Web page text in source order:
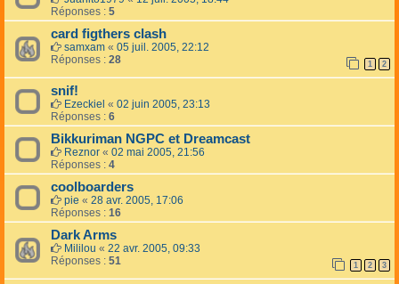
Réponses : 5
card figthers clash
samxam « 05 juil. 2005, 22:12
Réponses : 28 1 2
snif!
Ezeckiel « 02 juin 2005, 23:13
Réponses : 6
Bikkuriman NGPC et Dreamcast
Reznor « 02 mai 2005, 21:56
Réponses : 4
coolboarders
pie « 28 avr. 2005, 17:06
Réponses : 16
Dark Arms
Mililou « 22 avr. 2005, 09:33
Réponses : 51 1 2 3